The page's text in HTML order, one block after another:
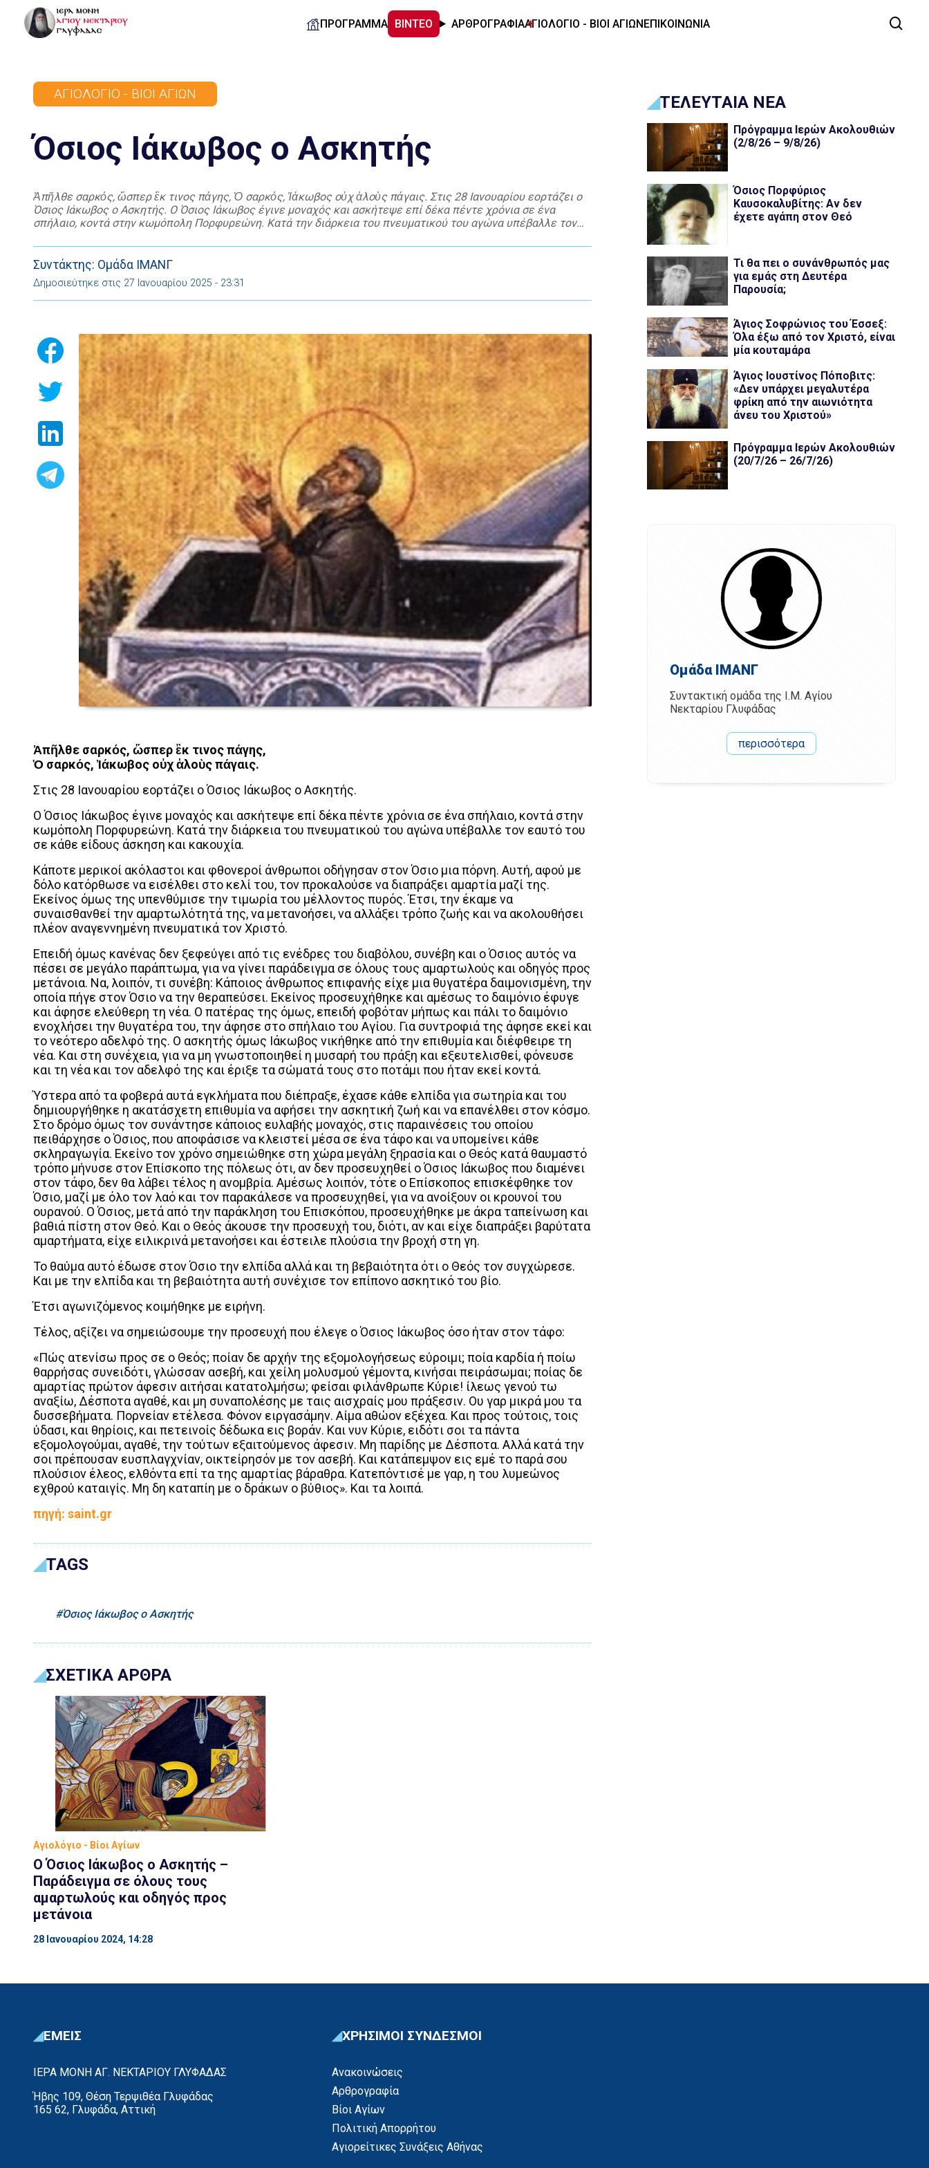
ΠΡΟΓΡΑΜΜΑ ΒΙΝΤΕΟ ΑΡΘΡΟΓΡΑΦΙΑΑΓΙΟΛΟΓΙΟ - ΒΙΟΙ ΑΓΙΩΝΕΠΙΚΟΙΝΩΝΙΑ
ΑΓΙΟΛΌΓΙΟ - ΒΊΟΙ ΑΓΊΩΝ
Όσιος Ιάκωβος ο Ασκητής
Ἀπῆλθε σαρκός, ὥσπερ ἒκ τινος πάγης, Ὁ σαρκός, Ἰάκωβος οὐχ ἁλοὺς πάγαις. Στις 28 Ιανουαρίου εορτάζει ο
Όσιος Ιάκωβος ο Ασκητής. Ο Όσιος Ιάκωβος έγινε μοναχός και ασκήτεψε επί δέκα πέντε χρόνια σε ένα
σπήλαιο, κοντά στην κωμόπολη Πορφυρεώνη. Κατά την διάρκεια του πνευματικού του αγώνα υπέβαλλε τον
Συντάκτης: Ομάδα ΙΜΑΝΓ
Δημοσιεύτηκε στις 27 Ιανουαρίου 2025 - 23:31
Ἀπῆλθε σαρκός, ὥσπερ ἒκ τινος πάγης,
Ὁ σαρκός, Ἰάκωβος οὐχ ἁλοὺς πάγαις.
Στις 28 Ιανουαρίου εορτάζει ο Όσιος Ιάκωβος ο Ασκητής.
Ο Όσιος Ιάκωβος έγινε μοναχός και ασκήτεψε επί δέκα πέντε χρόνια σε ένα σπήλαιο, κοντά στην
κωμόπολη Πορφυρεώνη. Κατά την διάρκεια του πνευματικού του αγώνα υπέβαλλε τον εαυτό του
σε κάθε είδους άσκηση και κακουχία.
Κάποτε μερικοί ακόλαστοι και φθονεροί άνθρωποι οδήγησαν στον Όσιο μια πόρνη. Αυτή, αφού με
δόλο κατόρθωσε να εισέλθει στο κελί του, τον προκαλούσε να διαπράξει αμαρτία μαζί της.
Εκείνος όμως της υπενθύμισε την τιμωρία του μέλλοντος πυρός. Έτσι, την έκαμε να
συναισθανθεί την αμαρτωλότητά της, να μετανοήσει, να αλλάξει τρόπο ζωής και να ακολουθήσει
πλέον αναγεννημένη πνευματικά τον Χριστό.
Επειδή όμως κανένας δεν ξεφεύγει από τις ενέδρες του διαβόλου, συνέβη και ο Όσιος αυτός να
πέσει σε μεγάλο παράπτωμα, για να γίνει παράδειγμα σε όλους τους αμαρτωλούς και οδηγός προς
μετάνοια. Να, λοιπόν, τι συνέβη: Κάποιος άνθρωπος επιφανής είχε μια θυγατέρα δαιμονισμένη, την
οποία πήγε στον Όσιο να την θεραπεύσει. Εκείνος προσευχήθηκε και αμέσως το δαιμόνιο έφυγε
και άφησε ελεύθερη τη νέα. Ο πατέρας της όμως, επειδή φοβόταν μήπως και πάλι το δαιμόνιο
ενοχλήσει την θυγατέρα του, την άφησε στο σπήλαιο του Αγίου. Για συντροφιά της άφησε εκεί και
το νεότερο αδελφό της. Ο ασκητής όμως Ιάκωβος νικήθηκε από την επιθυμία και διέφθειρε τη
νέα. Και στη συνέχεια, για να μη γνωστοποιηθεί η μυσαρή του πράξη και εξευτελισθεί, φόνευσε
και τη νέα και τον αδελφό της και έριξε τα σώματά τους στο ποτάμι που ήταν εκεί κοντά.
Ύστερα από τα φοβερά αυτά εγκλήματα που διέπραξε, έχασε κάθε ελπίδα για σωτηρία και του
δημιουργήθηκε η ακατάσχετη επιθυμία να αφήσει την ασκητική ζωή και να επανέλθει στον κόσμο.
Στο δρόμο όμως τον συνάντησε κάποιος ευλαβής μοναχός, στις παραινέσεις του οποίου
πειθάρχησε ο Όσιος, που αποφάσισε να κλειστεί μέσα σε ένα τάφο και να υπομείνει κάθε
σκληραγωγία. Εκείνο τον χρόνο σημειώθηκε στη χώρα μεγάλη ξηρασία και ο Θεός κατά θαυμαστό
τρόπο μήνυσε στον Επίσκοπο της πόλεως ότι, αν δεν προσευχηθεί ο Όσιος Ιάκωβος που διαμένει
στον τάφο, δεν θα λάβει τέλος η ανομβρία. Αμέσως λοιπόν, τότε ο Επίσκοπος επισκέφθηκε τον
Όσιο, μαζί με όλο τον λαό και τον παρακάλεσε να προσευχηθεί, για να ανοίξουν οι κρουνοί του
ουρανού. Ο Όσιος, μετά από την παράκληση του Επισκόπου, προσευχήθηκε με άκρα ταπείνωση και
βαθιά πίστη στον Θεό. Και ο Θεός άκουσε την προσευχή του, διότι, αν και είχε διαπράξει βαρύτατα
αμαρτήματα, είχε ειλικρινά μετανοήσει και έστειλε πλούσια την βροχή στη γη.
Το θαύμα αυτό έδωσε στον Όσιο την ελπίδα αλλά και τη βεβαιότητα ότι ο Θεός τον συγχώρεσε.
Και με την ελπίδα και τη βεβαιότητα αυτή συνέχισε τον επίπονο ασκητικό του βίο.
Έτσι αγωνιζόμενος κοιμήθηκε με ειρήνη.
Τέλος, αξίζει να σημειώσουμε την προσευχή που έλεγε ο Όσιος Ιάκωβος όσο ήταν στον τάφο:
«Πώς ατενίσω προς σε ο Θεός; ποίαν δε αρχήν της εξομολογήσεως εύροιμι; ποία καρδία ή ποίω
θαρρήσας συνειδότι, γλώσσαν ασεβή, και χείλη μολυσμού γέμοντα, κινήσαι πειράσωμαι; ποίας δε
αμαρτίας πρώτον άφεσιν αιτήσαι κατατολμήσω; φείσαι φιλάνθρωπε Κύριε! ίλεως γενού τω
αναξίω, Δέσποτα αγαθέ, και μη συναπολέσης με ταις αισχραίς μου πράξεσιν. Ου γαρ μικρά μου τα
δυσσεβήματα. Πορνείαν ετέλεσα. Φόνον ειργασάμην. Αίμα αθώον εξέχεα. Και προς τούτοις, τοις
ύδασι, και θηρίοις, και πετεινοίς δέδωκα εις βοράν. Και νυν Κύριε, ειδότι σοι τα πάντα
εξομολογούμαι, αγαθέ, την τούτων εξαιτούμενος άφεσιν. Μη παρίδης με Δέσποτα. Aλλά κατά την
σοι πρέπουσαν ευσπλαγχνίαν, οικτείρησόν με τον ασεβή. Και κατάπεμψον εις εμέ το παρά σου
πλούσιον έλεος, ελθόντα επί τα της αμαρτίας βάραθρα. Κατεπόντισέ με γαρ, η του λυμεώνος
εχθρού καταιγίς. Μη δη καταπίη με ο δράκων ο βύθιος». Και τα λοιπά.
πηγή: saint.gr
TAGS
Όσιος Ιάκωβος ο Ασκητής
ΣΧΕΤΙΚΑ ΑΡΘΡΑ
Αγιολόγιο - Βίοι Αγίων
Ο Όσιος Ιάκωβος ο Ασκητής –
Παράδειγμα σε όλους τους
αμαρτωλούς και οδηγός προς
μετάνοια
28 Ιανουαρίου 2024, 14:28
ΤΕΛΕΥΤΑΙΑ ΝΕΑ
Πρόγραμμα Ιερών Ακολουθιών
(2/8/26 – 9/8/26)
Όσιος Πορφύριος
Καυσοκαλυβίτης: Αν δεν
έχετε αγάπη στον Θεό
Τι θα πει ο συνάνθρωπός μας
για εμάς στη Δευτέρα
Παρουσία;
Άγιος Σοφρώνιος του Έσσεξ:
Όλα έξω από τον Χριστό, είναι
μία κουταμάρα
Άγιος Ιουστίνος Πόποβιτς:
«Δεν υπάρχει μεγαλυτέρα
φρίκη από την αιωνιότητα
άνευ του Χριστού»
Πρόγραμμα Ιερών Ακολουθιών
(20/7/26 – 26/7/26)
Ομάδα ΙΜΑΝΓ
Συντακτική ομάδα της Ι.Μ. Αγίου
Νεκταρίου Γλυφάδας
περισσότερα
ΕΜΕΙΣ
ΙΕΡΑ ΜΟΝΗ ΑΓ. ΝΕΚΤΑΡΙΟΥ ΓΛΥΦΑΔΑΣ
Ήβης 109, Θέση Τερψιθέα Γλυφάδας
165 62, Γλυφάδα, Αττική
ΧΡΗΣΙΜΟΙ ΣΥΝΔΕΣΜΟΙ
Ανακοινώσεις
Αρθρογραφία
Βίοι Αγίων
Πολιτική Απορρήτου
Αγιορείτικες Συνάξεις Αθήνας